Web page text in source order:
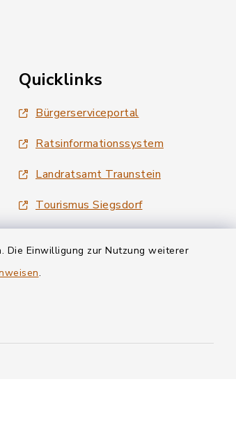
Die Einwilligung zur Nutzung weiterer
.
Quicklinks
Bürgerserviceportal
Ratsinformationssystem
Landratsamt Traunstein
Tourismus Siegsdorf